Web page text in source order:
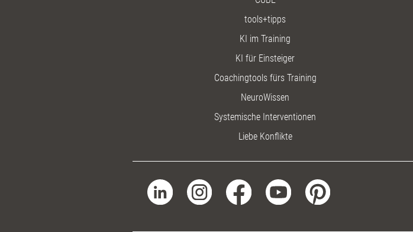
tools+tipps
KI im Training
KI für Einsteiger
Coachingtools fürs Training
NeuroWissen
Systemische Interventionen
Liebe Konflikte